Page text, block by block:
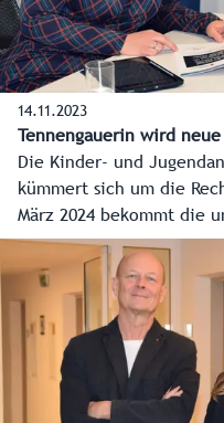
14.11.2023
Tennengauerin wird
Die Kinder- und
kümmert sich um die
März 2024 bekommt die
fast 20 Jahren eine
Magistrats-Juristin
als Kinder- und
Andrea Holz-
traf die neue Kinder-
Fellinger zu einem